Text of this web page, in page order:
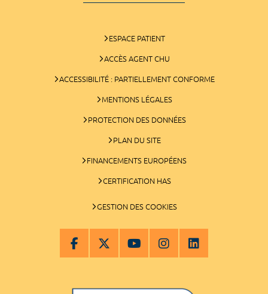
ESPACE PATIENT
ACCÈS AGENT CHU
ACCESSIBILITÉ : PARTIELLEMENT CONFORME
MENTIONS LÉGALES
PROTECTION DES DONNÉES
PLAN DU SITE
FINANCEMENTS EUROPÉENS
CERTIFICATION HAS
GESTION DES COOKIES